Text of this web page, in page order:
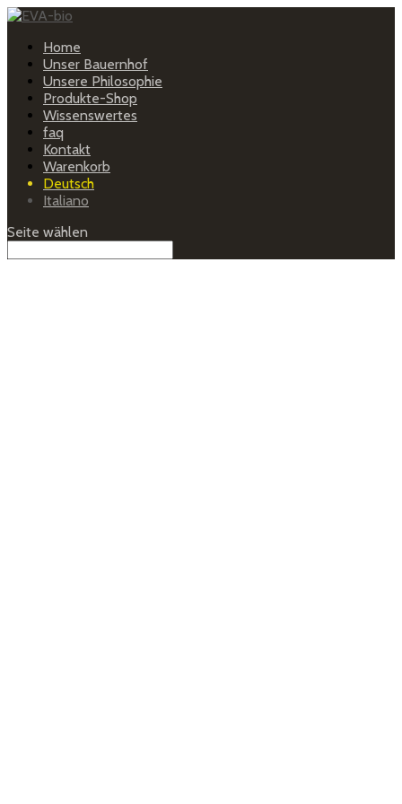
Home
Unser Bauernhof
Unsere Philosophie
Produkte-Shop
Wissenswertes
faq
Kontakt
Warenkorb
Deutsch
Italiano
Seite wählen